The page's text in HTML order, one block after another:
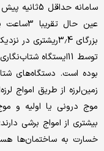
سامانه
عین حال
بزرگای 3.4ریشتری
توسط 11ایستگاه
بیشتری از امواج برشی
خسارت به ساختمان‌ها